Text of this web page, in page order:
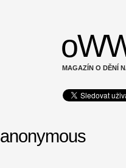
MAGAZÍN O DĚNÍ
anonymous